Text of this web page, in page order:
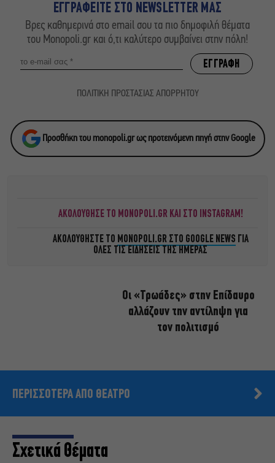
ΕΓΓΡΑΦΕΙΤΕ ΣΤΟ NEWSLETTER ΜΑΣ
Βρες καθημερινά στο email σου τα πιο δημοφιλή θέματα
του Monopoli.gr και ό,τι καλύτερο συμβαίνει στην πόλη!
ΠΟΛΙΤΙΚΗ ΠΡΟΣΤΑΣΙΑΣ ΑΠΟΡΡΗΤΟΥ
Προσθήκη του monopoli.gr ως προτεινόμενη πηγή στην Google
ΑΚΟΛΟΥΘΗΣΕ ΤΟ MONOPOLI.GR ΚΑΙ ΣΤΟ INSTAGRAM!
ΑΚΟΛΟΥΘΗΣΤΕ ΤΟ MONOPOLI.GR ΣΤΟ GOOGLE NEWS ΓΙΑ
ΟΛΕΣ ΤΙΣ ΕΙΔΗΣΕΙΣ ΤΗΣ ΗΜΕΡΑΣ
Οι «Τρωάδες» στην Επίδαυρο
αλλάζουν την αντίληψη για
τον πολιτισμό
ΠΕΡΙΣΣΟΤΕΡΑ ΑΠΟ ΘΕΑΤΡΟ
Σχετικά Θέματα